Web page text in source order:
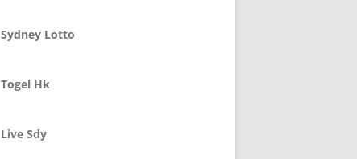
Sydney Lotto
Togel Hk
Live Sdy